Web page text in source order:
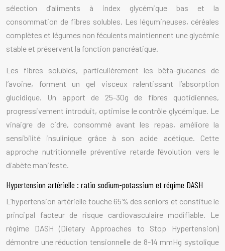
sélection d’aliments à index glycémique bas et la
consommation de fibres solubles. Les légumineuses, céréales
complètes et légumes non féculents maintiennent une glycémie
stable et préservent la fonction pancréatique.
Les fibres solubles, particulièrement les bêta-glucanes de
l’avoine, forment un gel visceux ralentissant l’absorption
glucidique. Un apport de 25-30g de fibres quotidiennes,
progressivement introduit, optimise le contrôle glycémique. Le
vinaigre de cidre, consommé avant les repas, améliore la
sensibilité insulinique grâce à son acide acétique. Cette
approche nutritionnelle préventive retarde l’évolution vers le
diabète manifeste.
Hypertension artérielle : ratio sodium-potassium et régime DASH
L’hypertension artérielle touche 65% des seniors et constitue le
principal facteur de risque cardiovasculaire modifiable. Le
régime DASH (Dietary Approaches to Stop Hypertension)
démontre une réduction tensionnelle de 8-14 mmHg systolique